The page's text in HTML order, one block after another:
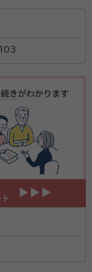
客様の話を聴
が専門で、さ
安心ください。
ものと考え、
を作成できる
に、誰もが納得
相続のお悩みが